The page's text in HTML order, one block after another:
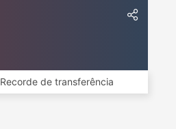
Recorde de transferência